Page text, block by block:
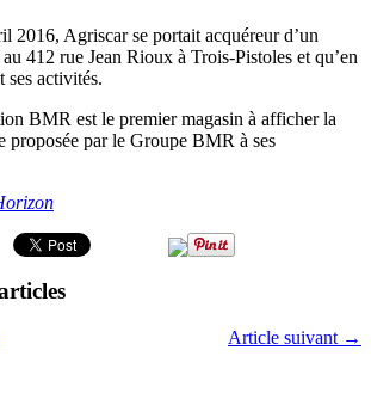
2016, Agriscar se portait acquéreur d’un
412 rue Jean Rioux à Trois-Pistoles et qu’en
activités.
BMR est le premier magasin à afficher la
proposée par le Groupe BMR à ses
Article suivant →